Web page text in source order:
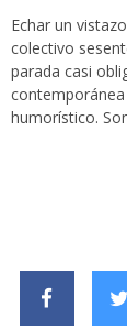
Echar un
colectivo
parada casi
humorístico.